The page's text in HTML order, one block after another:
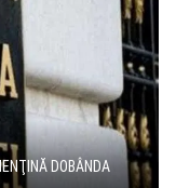
DOBÂNDA